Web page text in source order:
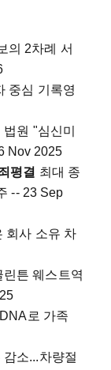
의 2차례 서
중심 기록영
법원 "심신미
Nov 2025
평결 최대 종
-- 23 Sep
회사 소유 차
린튼 웨스트역
로 가족
소...차량절